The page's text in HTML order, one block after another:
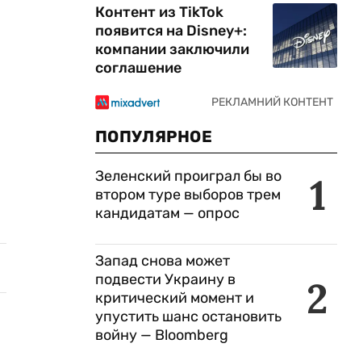
Контент из TikTok
появится на Disney+:
компании заключили
соглашение
ПОПУЛЯРНОЕ
1
Зеленский проиграл бы во
втором туре выборов трем
кандидатам — опрос
2
Запад снова может
подвести Украину в
критический момент и
упустить шанс остановить
войну — Bloomberg